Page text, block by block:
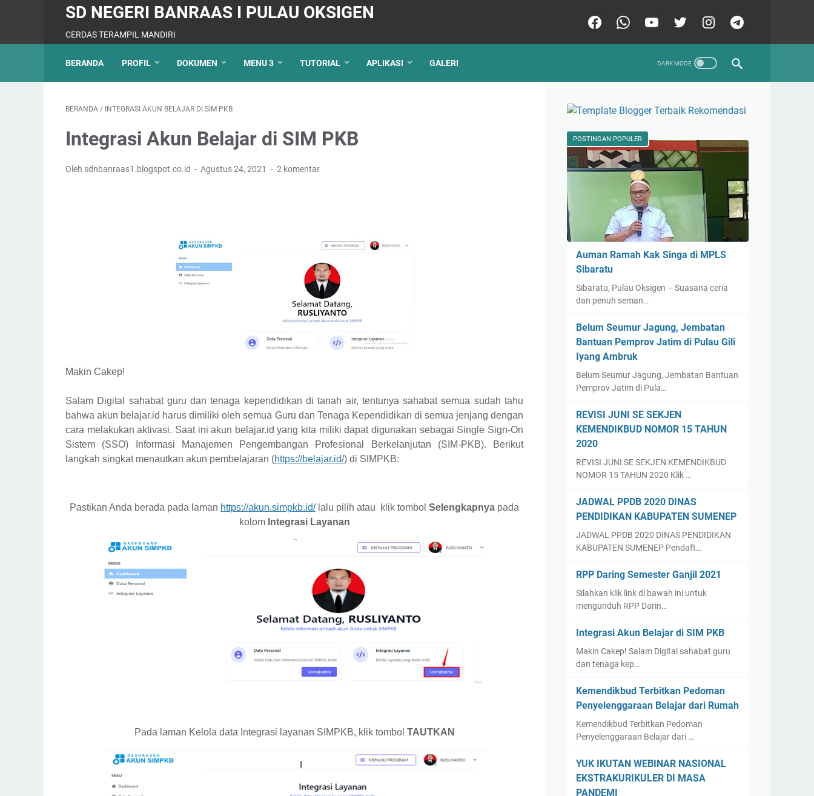
SD NEGERI BANRAAS I PULAU OKSIGEN
CERDAS TERAMPIL MANDIRI
BERANDA PROFIL DOKUMEN MENU 3 TUTORIAL APLIKASI GALERI
BERANDA / INTEGRASI AKUN BELAJAR DI SIM PKB
Integrasi Akun Belajar di SIM PKB
Oleh sdnbanraas1.blogspot.co.id Agustus 24, 2021 2 komentar
Makin Cakep!
Salam Digital sahabat guru dan tenaga kependidikan di tanah air, tentunya sahabat semua sudah tahu
bahwa akun belajar.id harus dimiliki oleh semua Guru dan Tenaga Kependidikan di semua jenjang dengan
cara melakukan aktivasi. Saat ini akun belajar.id yang kita miliki dapat digunakan sebagai Single Sign-On
Sistem (SSO) Informasi Manajemen Pengembangan Profesional Berkelanjutan (SIM-PKB).
Berikut
langkah singkat menautkan akun pembelajaran (https://belajar.id/) di SIMPKB:
Pastikan Anda berada pada laman https://akun.simpkb.id/lalu pilih atau klik tombol Selengkapnya pada
kolom Integrasi Layanan
Pada laman Kelola data Integrasi layanan SIMPKB, klik tombol TAUTKAN
POSTINGAN POPULER
Auman Ramah Kak Singa di MPLS
Sibaratu
Sibaratu, Pulau Oksigen – Suasana ceria
dan penuh seman…
Belum Seumur Jagung, Jembatan
Bantuan Pemprov Jatim di Pulau Gili
Iyang Ambruk
Belum Seumur Jagung, Jembatan Bantuan
Pemprov Jatim di Pula…
REVISI JUNI SE SEKJEN
KEMENDIKBUD NOMOR 15 TAHUN
2020
REVISI JUNI SE SEKJEN KEMENDIKBUD
NOMOR 15 TAHUN 2020 Klik …
JADWAL PPDB 2020 DINAS
PENDIDIKAN KABUPATEN SUMENEP
JADWAL PPDB 2020 DINAS PENDIDIKAN
KABUPATEN SUMENEP Pendaft…
RPP Daring Semester Ganjil 2021
Silahkan klik link di bawah ini untuk
mengunduh RPP Darin…
Integrasi Akun Belajar di SIM PKB
Makin Cakep! Salam Digital sahabat guru
dan tenaga kep…
Kemendikbud Terbitkan Pedoman
Penyelenggaraan Belajar dari Rumah
Kemendikbud Terbitkan Pedoman
Penyelenggaraan Belajar dari …
YUK IKUTAN WEBINAR NASIONAL
EKSTRAKURIKULER DI MASA
PANDEMI